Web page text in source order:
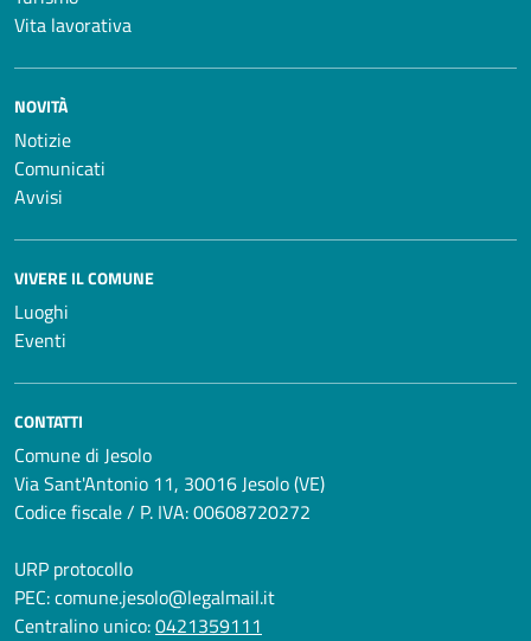
Vita lavorativa
NOVITÀ
Notizie
Comunicati
Avvisi
VIVERE IL COMUNE
Luoghi
Eventi
CONTATTI
Comune di Jesolo
Via Sant'Antonio 11, 30016 Jesolo (VE)
Codice fiscale / P. IVA: 00608720272
URP protocollo
PEC:comune.jesolo@legalmail.it
Centralino unico:0421359111